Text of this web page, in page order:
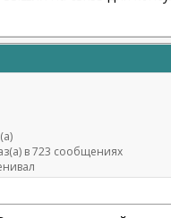
в 723 сообщениях